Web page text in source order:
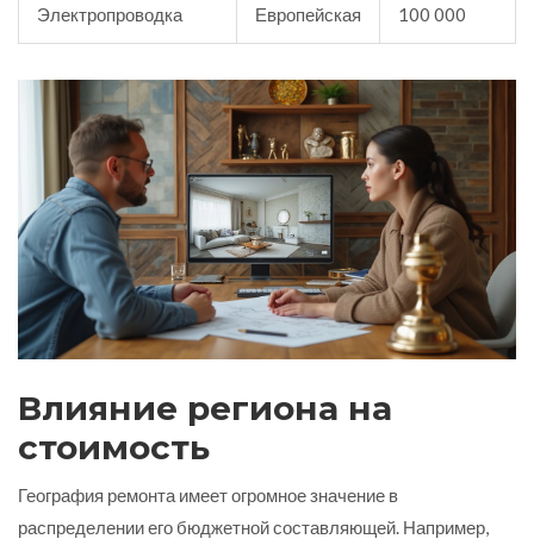
Электропроводка Европейская 100 000
Влияние региона на
стоимость
География ремонта имеет огромное значение в
распределении его бюджетной составляющей. Например,